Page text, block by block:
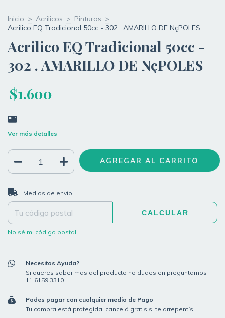
Inicio > Acrilicos > Pinturas >
Acrilico EQ Tradicional 50cc - 302 . AMARILLO DE NçPOLES
Acrilico EQ Tradicional 50cc -
302 . AMARILLO DE NçPOLES
$1.600
Ver más detalles
Entregas para el CP:
Medios de envío
CALCULAR
No sé mi código postal
Necesitas Ayuda?
Si queres saber mas del producto no dudes en preguntarnos
11.6159.3310
Podes pagar con cualquier medio de Pago
Tu compra está protegida, cancelá gratis si te arrepentís.